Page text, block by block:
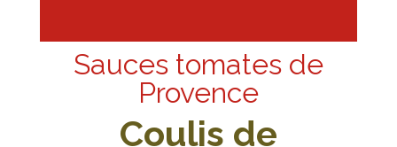
Sauces tomates de
Provence
Coulis de